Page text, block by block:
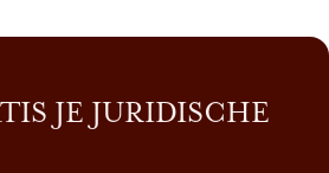
JE JURIDISCHE